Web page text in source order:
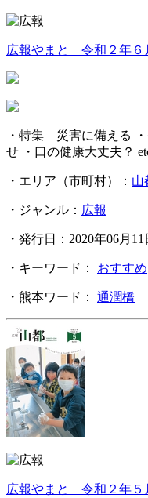
広報やまと 令和２年
・特集 災害に備える
せ ・口の健康大丈夫？
・エリア（市町村）： 山
・ジャンル： 広報
・発行日：2020年06月11
・キーワード： おすすめ
・熊本ワード： 通潤橋
広報やまと 令和２年